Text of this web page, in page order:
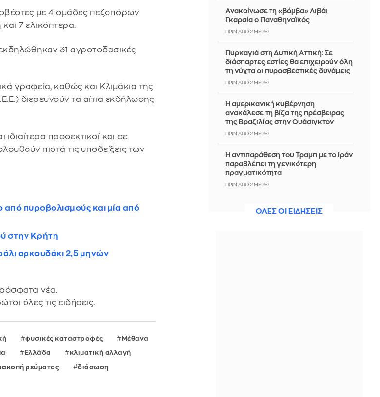
με 4 ομάδες πεζοπόρων
7 ελικόπτερα.
εκδηλώθηκαν 31 αγροτοδασικές
γραφεία, καθώς και Κλιμάκια της
διερευνούν τα αίτια εκδήλωσης
προσεκτικοί και σε
πιστά τις υποδείξεις των
πυροβολισμούς και μία από
στην Κρήτη
αρκουδάκι 2,5 μηνών
νέα.
όλες τις ειδήσεις.
φυσικές καταστροφές Μέθανα
Ελλάδα κλιματική αλλαγή
ρεύματος διάσωση
Ανακοίνωσε τη «βόμβα» Λιβάι
Γκαρσία ο Παναθηναϊκός
ΠΡΙΝ ΑΠΌ 2 ΜΈΡΕΣ
Πυρκαγιά στη Δυτική Αττική: Σε
διάσπαρτες εστίες θα επιχειρούν όλη
τη νύχτα οι πυροσβεστικές δυνάμεις
ΠΡΙΝ ΑΠΌ 2 ΜΈΡΕΣ
Η αμερικανική κυβέρνηση
ανακάλεσε τη βίζα της πρέσβειρας
της Βραζιλίας στην Ουάσιγκτον
ΠΡΙΝ ΑΠΌ 2 ΜΈΡΕΣ
Η αντιπαράθεση του Τραμπ με το Ιράν
παραβλέπει τη γενικότερη
πραγματικότητα
ΠΡΙΝ ΑΠΌ 2 ΜΈΡΕΣ
καλωδίου ηλεκτροδότησης προήλθε
ΟΛΕΣ ΟΙ ΕΙΔΗΣΕΙΣ